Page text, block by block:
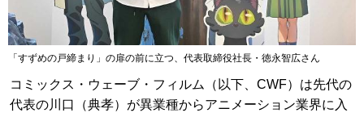
コミックス・ウェーブ・フィルム（以下、CWF）は先代の
代表の川口（典孝）が異業種からアニメーション業界に入
「すずめの戸締まり」の扉の前に立つ、代表取締役社長・徳永智広さん